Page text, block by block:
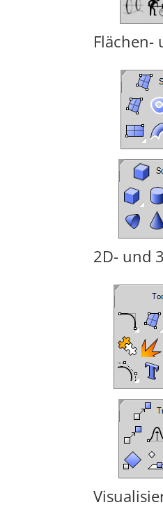
Flächen-
2D- und